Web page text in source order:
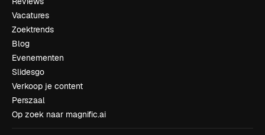
Vacatures
Zoektrends
Blog
Evenementen
Slidesgo
Verkoop je content
Perszaal
Op zoek naar magnific.ai